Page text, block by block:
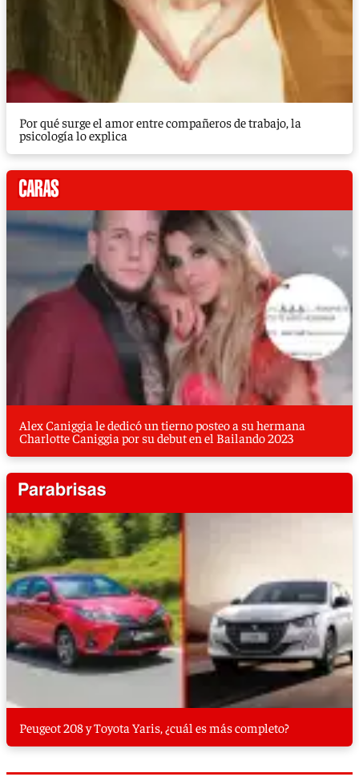
Por qué surge el amor entre compañeros de trabajo, la
psicología lo explica
Alex Caniggia le dedicó un tierno posteo a su hermana
Charlotte Caniggia por su debut en el Bailando 2023
Peugeot 208 y Toyota Yaris, ¿cuál es más completo?